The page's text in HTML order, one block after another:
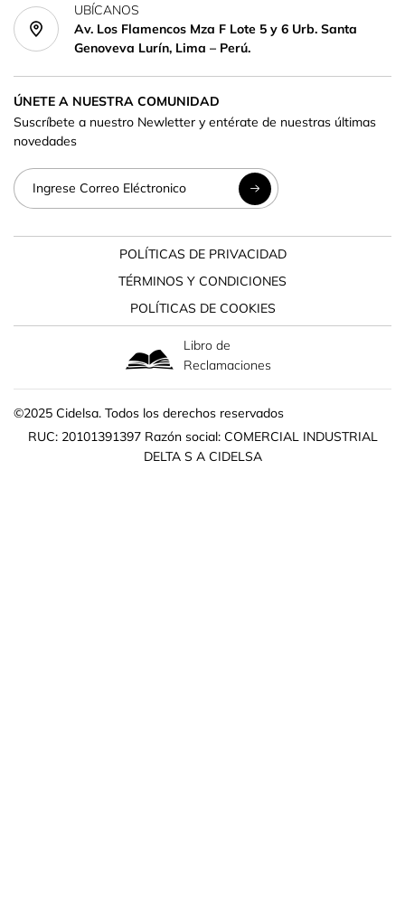
UBÍCANOS
Av. Los Flamencos Mza F Lote 5 y 6 Urb. Santa
Genoveva Lurín, Lima – Perú.
ÚNETE A NUESTRA COMUNIDAD
Suscríbete a nuestro Newletter y entérate de nuestras últimas
novedades
POLÍTICAS DE PRIVACIDAD
TÉRMINOS Y CONDICIONES
POLÍTICAS DE COOKIES
Libro de
Reclamaciones
©2025 Cidelsa. Todos los derechos reservados
RUC: 20101391397 Razón social: COMERCIAL INDUSTRIAL
DELTA S A CIDELSA